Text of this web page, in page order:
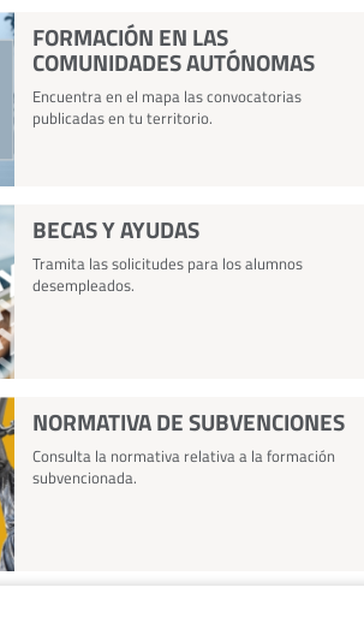
FORMACIÓN EN LAS
COMUNIDADES AUTÓNOMAS
Encuentra en el mapa las convocatorias
publicadas en tu territorio.
BECAS Y AYUDAS
Tramita las solicitudes para los alumnos
desempleados.
NORMATIVA DE SUBVENCIONES
Consulta la normativa relativa a la formación
subvencionada.